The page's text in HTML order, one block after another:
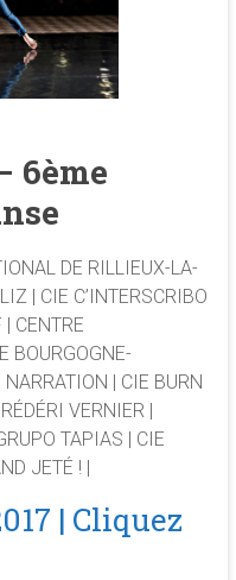
6ème
DE RILLIEUX-LA-
| CIE C’INTERSCRIBO
CENTRE
BOURGOGNE-
| CIE BURN
VERNIER |
TAPIAS | CIE
JETÉ ! |
| Cliquez